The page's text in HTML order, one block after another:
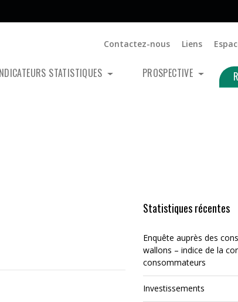
Contactez-nous Liens
STATISTIQUES PROSPECTIVE
Statistiques récentes
Enquête auprès des
wallons – indice de la
consommateurs
Investissements